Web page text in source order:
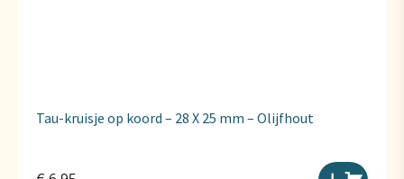
Tau-kruisje op koord – 28 X 25 mm – Olijfhout